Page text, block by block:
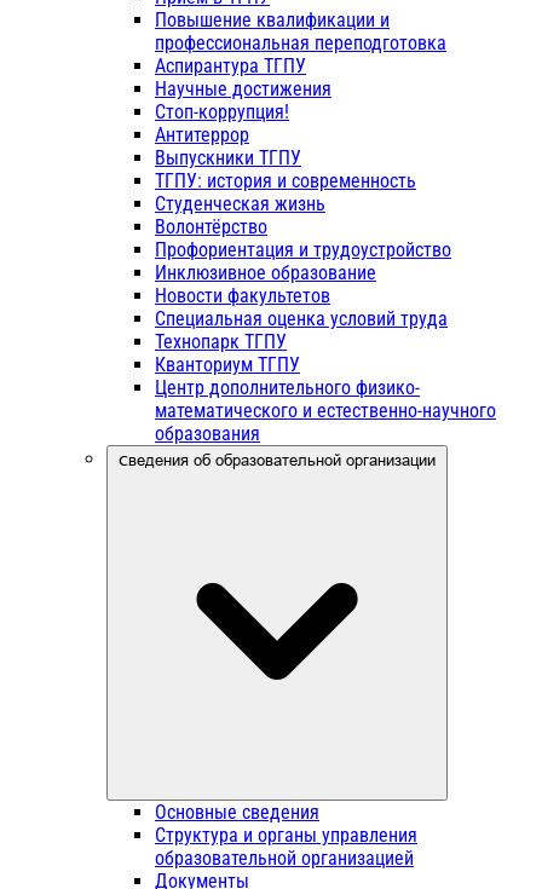
Повышение квалификации и
профессиональная переподготовка
Аспирантура ТГПУ
Научные достижения
Стоп-коррупция!
Антитеррор
Выпускники ТГПУ
ТГПУ: история и современность
Студенческая жизнь
Волонтёрство
Профориентация и трудоустройство
Инклюзивное образование
Новости факультетов
Специальная оценка условий труда
Технопарк ТГПУ
Кванториум ТГПУ
Центр дополнительного физико-
математического и естественно-научного
образования
Сведения об образовательной организации
Основные сведения
Структура и органы управления
образовательной организацией
Документы